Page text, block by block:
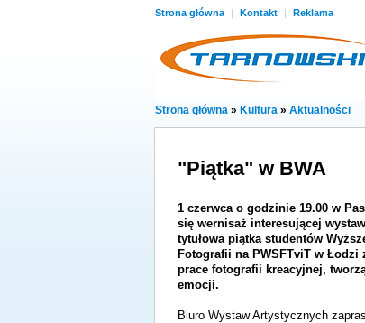
Strona główna | Kontakt | Reklama
Strona główna » Kultura » Aktualności
"Piątka" w BWA
1 czerwca o godzinie 19.00 w
się wernisaż interesującej
tytułowa piątka studentów
Fotografii na PWSFTviT w Łodzi
prace fotografii kreacyjnej,
emocji.
Biuro Wystaw Artystycznych